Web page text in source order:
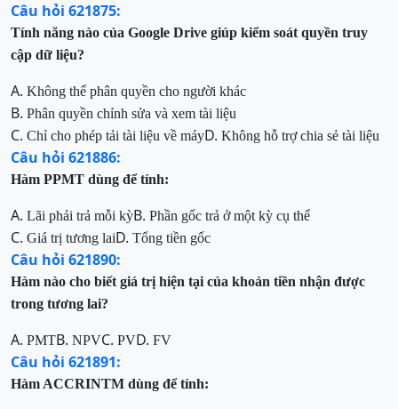
Câu hỏi 621875:
Tính năng nào của Google Drive giúp kiểm soát quyền truy
cập dữ liệu?
A. Không thể phân quyền cho người khác
B. Phân quyền chỉnh sửa và xem tài liệu
C. Chỉ cho phép tải tài liệu về máyD. Không hỗ trợ chia sẻ tài liệu
Câu hỏi 621886:
Hàm PPMT dùng để tính:
A. Lãi phải trả mỗi kỳB. Phần gốc trả ở một kỳ cụ thể
C. Giá trị tương laiD. Tổng tiền gốc
Câu hỏi 621890:
Hàm nào cho biết giá trị hiện tại của khoản tiền nhận được
trong tương lai?
A. PMTB. NPVC. PVD. FV
Câu hỏi 621891:
Hàm ACCRINTM dùng để tính: